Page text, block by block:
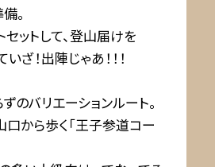
。
セットして、登山届けを
ざ！出陣じゃあ！！！
のバリエーションルート。
口から歩く「王子参道コー